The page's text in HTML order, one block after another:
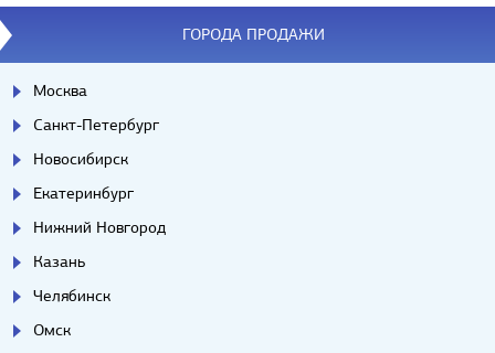
ГОРОДА ПРОДАЖИ
Москва
Санкт-Петербург
Новосибирск
Екатеринбург
Нижний Новгород
Казань
Челябинск
Омск